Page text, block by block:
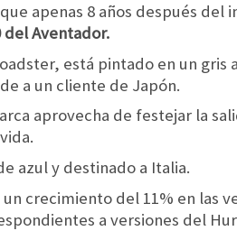
apenas 8 años después del
del Aventador.
está pintado en un
a un cliente de Japón.
aprovecha de festejar la
azul y destinado a Italia.
crecimiento del 11% en las
a versiones del